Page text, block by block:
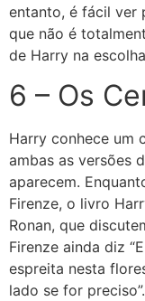
entanto, é fácil ver
que não é
de Harry na
6 – Os
Harry conhece um
ambas as versões
aparecem.
Firenze, o livro
Ronan, que
Firenze ainda diz
espreita nesta
lado se for